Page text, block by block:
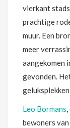
vierkant
prachtige
muur. Een
meer
aangekomen
gevonden.
Leo Bormans
bewoners